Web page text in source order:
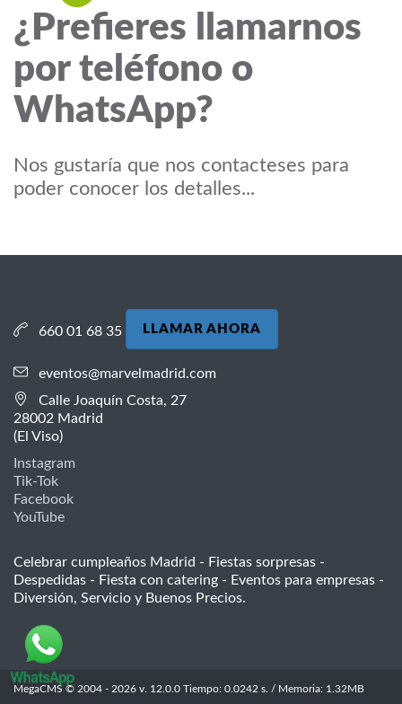
¿Prefieres llamarnos
por teléfono o
WhatsApp?
Nos gustaría que nos contacteses para
poder conocer los detalles...
660 01 68 35 LLAMAR AHORA
eventos@marvelmadrid.com
Calle Joaquín Costa, 27
28002 Madrid
(El Viso)
Instagram
Tik-Tok
Facebook
YouTube
Celebrar cumpleaños Madrid - Fiestas sorpresas -
Despedidas - Fiesta con catering - Eventos para empresas -
Diversión, Servicio y Buenos Precios.
MegaCMS © 2004 - 2026 v. 12.0.0 Tiempo: 0.0242 s. / Memoria: 1.32MB